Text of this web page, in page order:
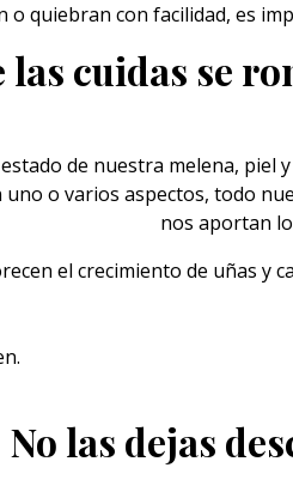
o quiebran con facilidad, es
las cuidas se
de nuestra melena, piel
o varios aspectos, todo
nos aportan
el crecimiento de uñas y
No las dejas